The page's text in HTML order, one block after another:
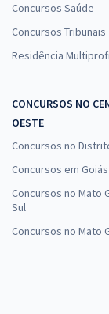
Concursos Saúde
Concursos Tribunais
Residência
CONCURSOS NO
OESTE
Concursos no
Concursos em Goiás
Concursos no Mato
Sul
Concursos no Mato